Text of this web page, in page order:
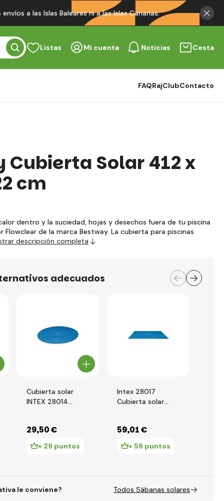
a las Islas Baleares ni a las Islas Canarias.
Listas Mi cuenta Noticias Cesta
FAQRajClubContacto
Cubierta Solar 412 x
cm
dentro y la suciedad, hojas y desechos fuera de tu piscina
de la marca Bestway. La cubierta para piscinas
descripción completa
adecuados
Cubierta solar
INTEX 28014
diámetro de 487
cm
29,50 €
+ 29 puntos
Intex 28017
Cubierta solar
59,01 €
+ 59 puntos
le conviene? Todos Sábanas solares